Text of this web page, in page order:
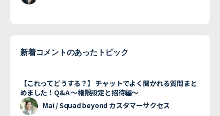
新着コメントのあったトピック
【これってどうする？】 チャットでよく聞かれる質問まと
めました！Q&A 〜権限設定と招待編〜
Mai / Squad beyond カスタマーサクセス